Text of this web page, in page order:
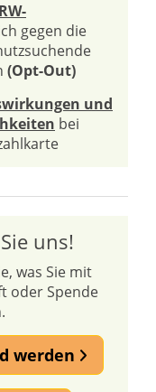
gegen die
(Opt-Out)
und
bei
uns!
was Sie mit
oder Spende
werden